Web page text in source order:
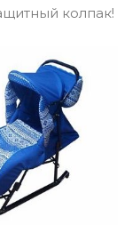
колпак!